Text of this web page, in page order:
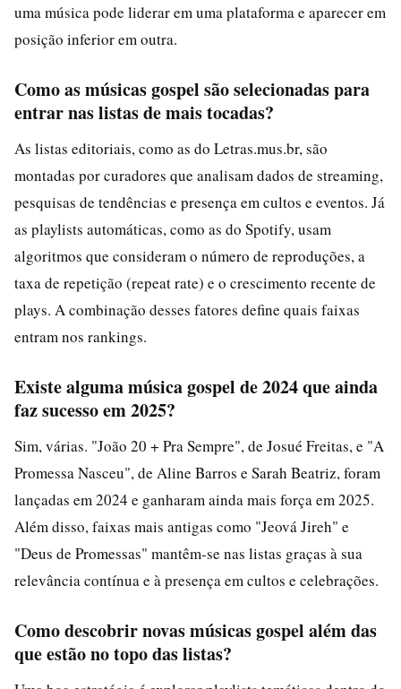
uma música pode liderar em uma plataforma e aparecer em
posição inferior em outra.
Como as músicas gospel são selecionadas para
entrar nas listas de mais tocadas?
As listas editoriais, como as do Letras.mus.br, são
montadas por curadores que analisam dados de streaming,
pesquisas de tendências e presença em cultos e eventos. Já
as playlists automáticas, como as do Spotify, usam
algoritmos que consideram o número de reproduções, a
taxa de repetição (repeat rate) e o crescimento recente de
plays. A combinação desses fatores define quais faixas
entram nos rankings.
Existe alguma música gospel de 2024 que ainda
faz sucesso em 2025?
Sim, várias. "João 20 + Pra Sempre", de Josué Freitas, e "A
Promessa Nasceu", de Aline Barros e Sarah Beatriz, foram
lançadas em 2024 e ganharam ainda mais força em 2025.
Além disso, faixas mais antigas como "Jeová Jireh" e
"Deus de Promessas" mantêm-se nas listas graças à sua
relevância contínua e à presença em cultos e celebrações.
Como descobrir novas músicas gospel além das
que estão no topo das listas?